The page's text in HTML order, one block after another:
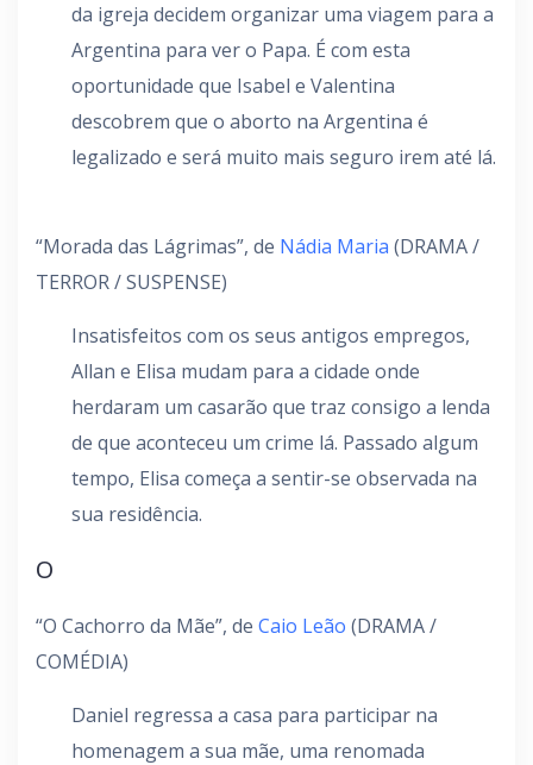
da igreja decidem organizar uma viagem para a
Argentina para ver o Papa. É com esta
oportunidade que Isabel e Valentina
descobrem que o aborto na Argentina é
legalizado e será muito mais seguro irem até lá.
“Morada das Lágrimas”, de Nádia Maria (DRAMA /
TERROR / SUSPENSE)
Insatisfeitos com os seus antigos empregos,
Allan e Elisa mudam para a cidade onde
herdaram um casarão que traz consigo a lenda
de que aconteceu um crime lá. Passado algum
tempo, Elisa começa a sentir-se observada na
sua residência.
O
“O Cachorro da Mãe”, de Caio Leão (DRAMA /
COMÉDIA)
Daniel regressa a casa para participar na
homenagem a sua mãe, uma renomada